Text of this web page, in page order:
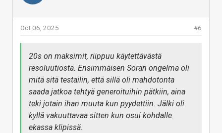
#6
Oct 06, 2025
20s on maksimit, riippuu käytettävästä
resoluutiosta. Ensimmäisen Soran ongelma oli
mitä sitä testailin, että sillä oli mahdotonta
saada jatkoa tehtyä generoituihin pätkiin, aina
teki jotain ihan muuta kun pyydettiin. Jälki oli
kyllä vakuuttavaa sitten kun osui kohdalle
ekassa klipissä.